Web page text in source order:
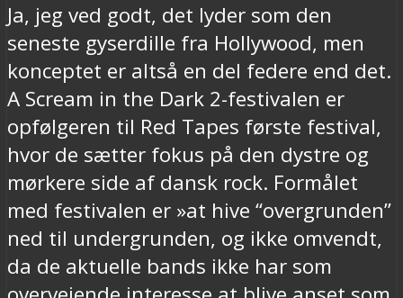
Ja, jeg ved godt, det lyder som den
seneste gyserdille fra Hollywood, men
konceptet er altså en del federe end det.
A Scream in the Dark 2-festivalen er
opfølgeren til Red Tapes første festival,
hvor de sætter fokus på den dystre og
mørkere side af dansk rock. Formålet
med festivalen er »at hive “overgrunden”
ned til undergrunden, og ikke omvendt,
da de aktuelle bands ikke har som